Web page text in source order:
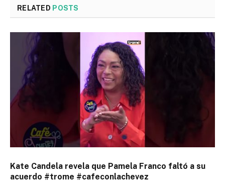
RELATED POSTS
Kate Candela revela que Pamela Franco faltó a su
acuerdo #trome #cafeconlachevez